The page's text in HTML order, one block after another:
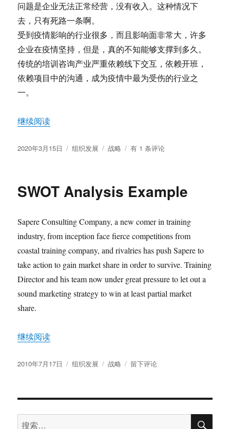
问题是企业无法正常经营，没有收入。这种情况下
去，只有死路一条啊。
受到疫情影响的行业很多，而且影响面非常大，许多
企业在疫情坚持，但是，真的不知能够支撑到多久。
传统的培训咨询产业严重依赖线下交互，依赖开班，
依赖项目中的沟通，成为疫情中最为受伤的行业之
一。
继续阅读“疫情下的管理变革思考”
发
2020年3月15日
分
组织发展
标
战略
疫
管
革
思
有 1 条评论
SWOT Analysis Example
Sapere Consulting Company, a new comer in training
industry, from inception face fierce competitions from
coastal training company, and rivalries has push Sapere to
take action to gain market share in order to survive. Training
Director and his team now under great pressure to let out a
sound marketing strategy to win at least partial market
share.
继续阅读“SWOT Analysis Example”
发
2010年7月17日
分
组织发展
标
战略
于
Example
留下评论
搜
搜